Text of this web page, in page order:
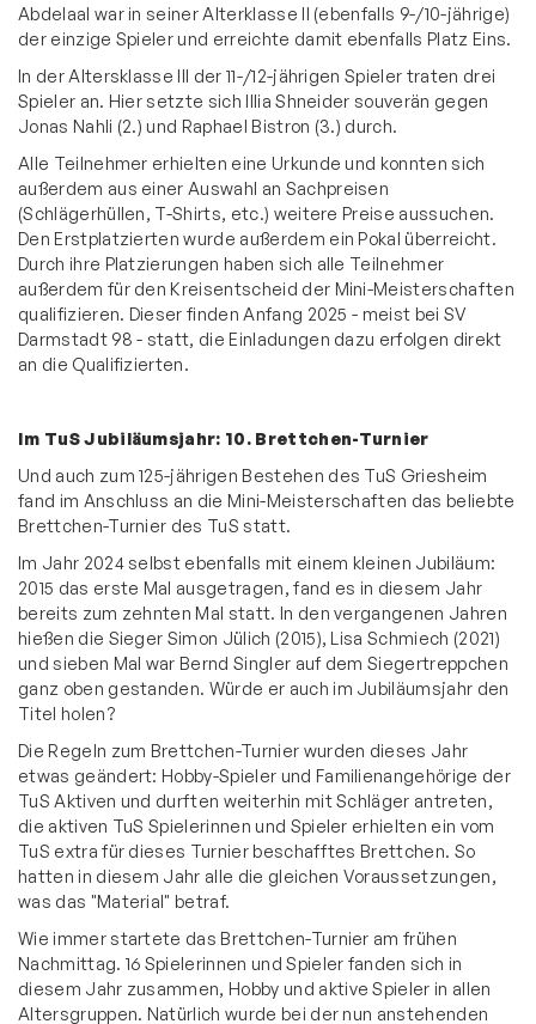
Abdelaal war in seiner Alterklasse II (ebenfalls 9-/10-jährige)
der einzige Spieler und erreichte damit ebenfalls Platz Eins.
In der Altersklasse III der 11-/12-jährigen Spieler traten drei
Spieler an. Hier setzte sich Illia Shneider souverän gegen
Jonas Nahli (2.) und Raphael Bistron (3.) durch.
Alle Teilnehmer erhielten eine Urkunde und konnten sich
außerdem aus einer Auswahl an Sachpreisen
(Schlägerhüllen, T-Shirts, etc.) weitere Preise aussuchen.
Den Erstplatzierten wurde außerdem ein Pokal überreicht.
Durch ihre Platzierungen haben sich alle Teilnehmer
außerdem für den Kreisentscheid der Mini-Meisterschaften
qualifizieren. Dieser finden Anfang 2025 - meist bei SV
Darmstadt 98 - statt, die Einladungen dazu erfolgen direkt
an die Qualifizierten.
Im TuS Jubiläumsjahr: 10. Brettchen-Turnier
Und auch zum 125-jährigen Bestehen des TuS Griesheim
fand im Anschluss an die Mini-Meisterschaften das beliebte
Brettchen-Turnier des TuS statt.
Im Jahr 2024 selbst ebenfalls mit einem kleinen Jubiläum:
2015 das erste Mal ausgetragen, fand es in diesem Jahr
bereits zum zehnten Mal statt. In den vergangenen Jahren
hießen die Sieger Simon Jülich (2015), Lisa Schmiech (2021)
und sieben Mal war Bernd Singler auf dem Siegertreppchen
ganz oben gestanden. Würde er auch im Jubiläumsjahr den
Titel holen?
Die Regeln zum Brettchen-Turnier wurden dieses Jahr
etwas geändert: Hobby-Spieler und Familienangehörige der
TuS Aktiven und durften weiterhin mit Schläger antreten,
die aktiven TuS Spielerinnen und Spieler erhielten ein vom
TuS extra für dieses Turnier beschafftes Brettchen. So
hatten in diesem Jahr alle die gleichen Voraussetzungen,
was das "Material" betraf.
Wie immer startete das Brettchen-Turnier am frühen
Nachmittag. 16 Spielerinnen und Spieler fanden sich in
diesem Jahr zusammen, Hobby und aktive Spieler in allen
Altersgruppen. Natürlich wurde bei der nun anstehenden